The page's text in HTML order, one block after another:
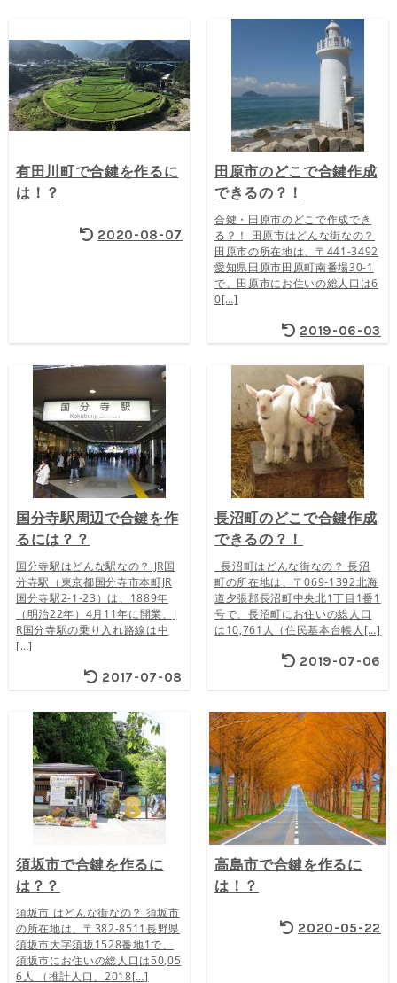
有田川町で合鍵を作るに
は！？
2020-08-07
田原市のどこで合鍵作成
できるの？！
合鍵・田原市のどこで作成でき
る？！ 田原市はどんな街なの？
田原市の所在地は、〒441-3492
愛知県田原市田原町南番場30-1
で、田原市にお住いの総人口は6
0[…]
2019-06-03
国分寺駅周辺で合鍵を作
るには？？
国分寺駅はどんな駅なの？ JR国
分寺駅（東京都国分寺市本町JR
国分寺駅2-1-23）は、1889年
（明治22年）4月11年に開業、J
R国分寺駅の乗り入れ路線は中
[…]
2017-07-08
長沼町のどこで合鍵作成
できるの？！
長沼町はどんな街なの？ 長沼
町の所在地は、〒069-1392北海
道夕張郡長沼町中央北1丁目1番1
号で、長沼町にお住いの総人口
は10,761人（住民基本台帳人[…]
2019-07-06
須坂市で合鍵を作るに
は？？
須坂市 はどんな街なの？ 須坂市
の所在地は、〒382-8511長野県
須坂市大字須坂1528番地1で、
須坂市にお住いの総人口は50,05
6人 （推計人口、2018[…]
高島市で合鍵を作るに
は！？
2020-05-22